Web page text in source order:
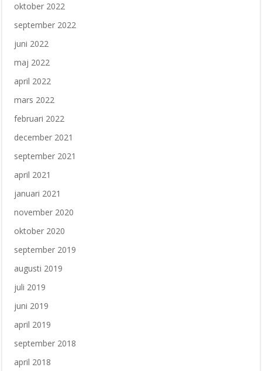
oktober 2022
september 2022
juni 2022
maj 2022
april 2022
mars 2022
februari 2022
december 2021
september 2021
april 2021
januari 2021
november 2020
oktober 2020
september 2019
augusti 2019
juli 2019
juni 2019
april 2019
september 2018
april 2018